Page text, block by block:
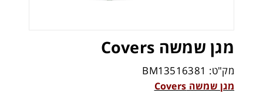
מגן שמשה Covers
מק"ט: BM13516381
מגן שמשה Covers